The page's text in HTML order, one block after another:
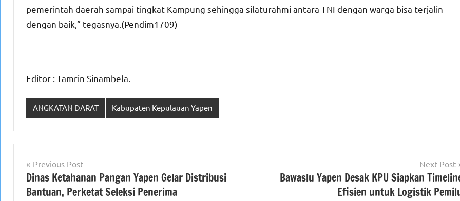
pemerintah daerah sampai tingkat Kampung sehingga silaturahmi antara TNI dengan warga bisa terjalin
dengan baik,” tegasnya.(Pendim1709)
Editor : Tamrin Sinambela.
ANGKATAN DARAT Kabupaten Kepulauan Yapen
Navigasi
pos
Previous Post
Dinas Ketahanan Pangan Yapen Gelar Distribusi
Bantuan, Perketat Seleksi Penerima
Next Post
Bawaslu Yapen Desak KPU Siapkan
Efisien untuk Logistik